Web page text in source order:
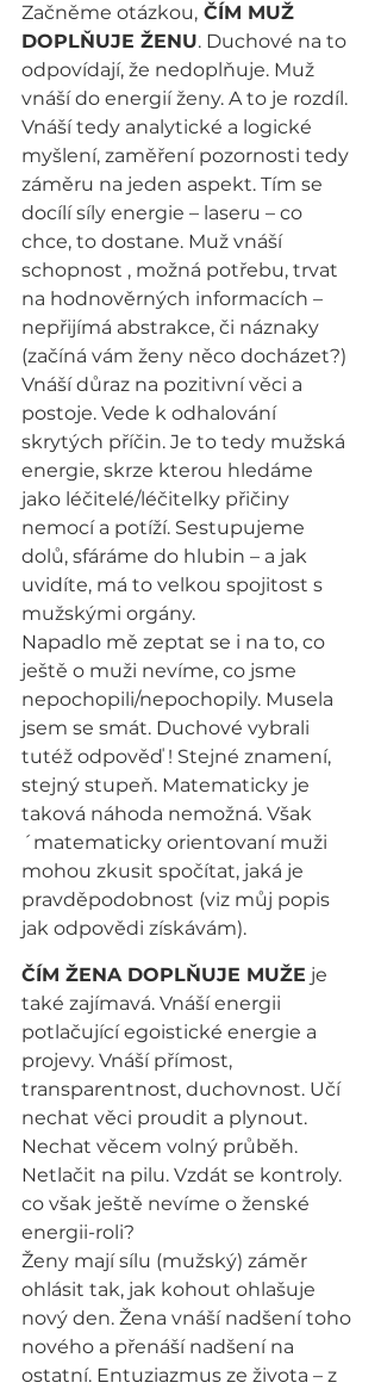
Začněme otázkou, ČÍM MUŽ
DOPLŇUJE ŽENU. Duchové na to
odpovídají, že nedoplňuje. Muž
vnáší do energií ženy. A to je rozdíl.
Vnáší tedy analytické a logické
myšlení, zaměření pozornosti tedy
záměru na jeden aspekt. Tím se
docílí síly energie – laseru – co
chce, to dostane. Muž vnáší
schopnost , možná potřebu, trvat
na hodnověrných informacích –
nepřijímá abstrakce, či náznaky
(začíná vám ženy něco docházet?)
Vnáší důraz na pozitivní věci a
postoje. Vede k odhalování
skrytých příčin. Je to tedy mužská
energie, skrze kterou hledáme
jako léčitelé/léčitelky přičiny
nemocí a potíží. Sestupujeme
dolů, sfáráme do hlubin – a jak
uvidíte, má to velkou spojitost s
mužskými orgány.
Napadlo mě zeptat se i na to, co
ještě o muži nevíme, co jsme
nepochopili/nepochopily. Musela
jsem se smát. Duchové vybrali
tutéž odpověď ! Stejné znamení,
stejný stupeň. Matematicky je
taková náhoda nemožná. Však
´matematicky orientovaní muži
mohou zkusit spočítat, jaká je
pravděpodobnost (viz můj popis
jak odpovědi získávám).
ČÍM ŽENA DOPLŇUJE MUŽE je
také zajímavá. Vnáší energii
potlačující egoistické energie a
projevy. Vnáší přímost,
transparentnost, duchovnost. Učí
nechat věci proudit a plynout.
Nechat věcem volný průběh.
Netlačit na pilu. Vzdát se kontroly.
co však ještě nevíme o ženské
energii-roli?
Ženy mají sílu (mužský) záměr
ohlásit tak, jak kohout ohlašuje
nový den. Žena vnáší nadšení toho
nového a přenáší nadšení na
ostatní. Entuziazmus ze života – z